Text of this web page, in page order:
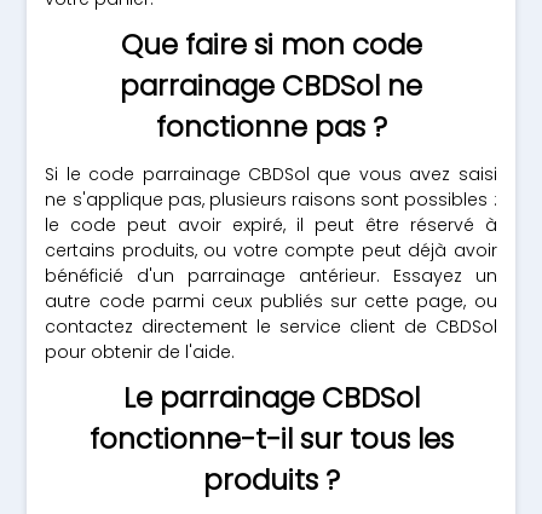
Que faire si mon code
parrainage CBDSol ne
fonctionne pas ?
Si le code parrainage CBDSol que vous avez saisi
ne s'applique pas, plusieurs raisons sont possibles :
le code peut avoir expiré, il peut être réservé à
certains produits, ou votre compte peut déjà avoir
bénéficié d'un parrainage antérieur. Essayez un
autre code parmi ceux publiés sur cette page, ou
contactez directement le service client de CBDSol
pour obtenir de l'aide.
Le parrainage CBDSol
fonctionne-t-il sur tous les
produits ?